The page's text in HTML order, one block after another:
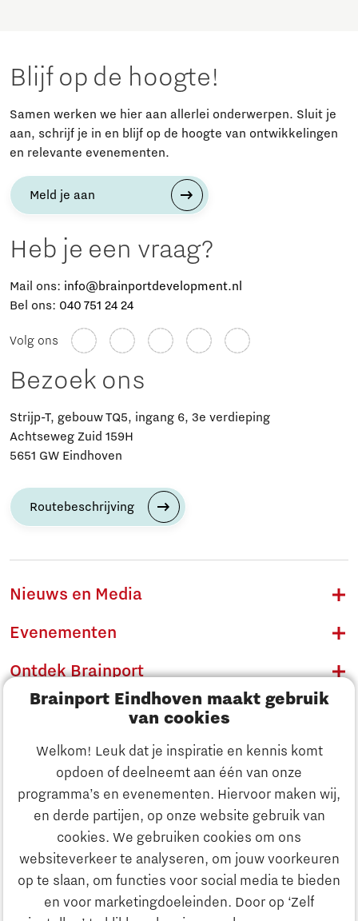
Brainport Eindhoven maakt gebruik
van cookies
Welkom! Leuk dat je inspiratie en kennis komt
opdoen of deelneemt aan één van onze
programma’s en evenementen. Hiervoor maken wij,
en derde partijen, op onze website gebruik van
cookies. We gebruiken cookies om ons
websiteverkeer te analyseren, om jouw voorkeuren
op te slaan, om functies voor social media te bieden
en voor marketingdoeleinden. Door op ‘Zelf
Ontdek Brainport
Innovatie
Blijf op de hoogte!
Samen werken we hier aan allerlei onderwerpen. Sluit je
aan, schrijf je in en blijf op de hoogte van ontwikkelingen
en relevante evenementen.
Meld je aan
Heb je een vraag?
Mail ons: info@brainportdevelopment.nl
Bel ons: 040 751 24 24
Volg ons
Bezoek ons
Strijp-T, gebouw TQ5, ingang 6, 3e verdieping
Achtseweg Zuid 159H
5651 GW Eindhoven
Routebeschrijving
Nieuws en Media
Evenementen
Ontdek Brainport
Innovatie
Ondernemen
Onderwijs
Maatschappelijk
Strategie & Organisatie
Zoeken